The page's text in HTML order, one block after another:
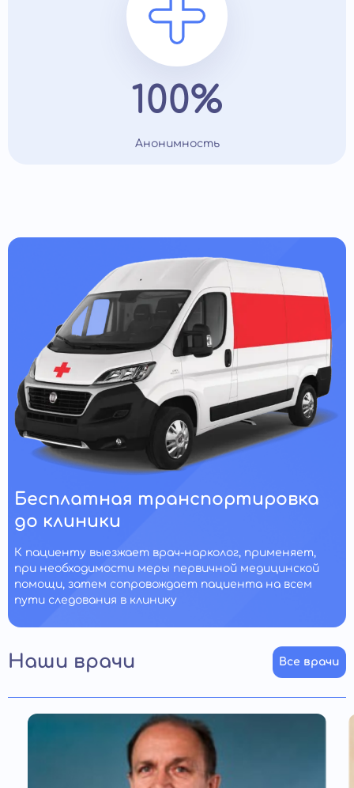
100%
Анонимность
Бесплатная транспортировка
до клиники
К пациенту выезжает врач-нарколог, применяет,
при необходимости меры первичной медицинской
помощи, затем сопровождает пациента на всем
пути следования в клинику
Наши врачи Все врачи